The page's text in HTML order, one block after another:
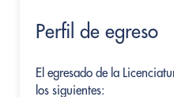
Perfil de egreso
El egresado de la
los siguientes: